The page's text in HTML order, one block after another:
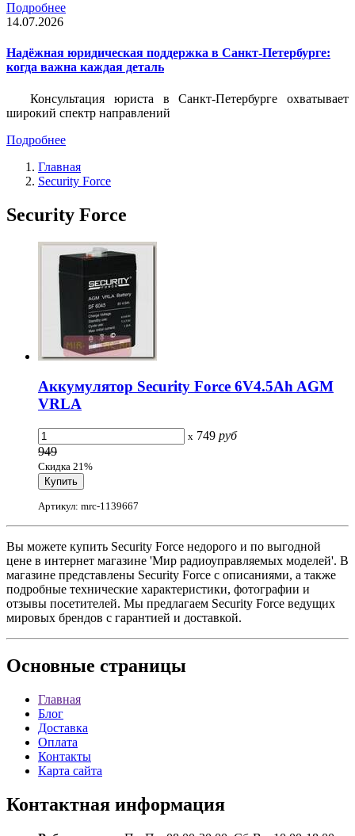
Подробнее
14.07.2026
Надёжная юридическая поддержка в Санкт-Петербурге:
когда важна каждая деталь
Консультация юриста в Санкт-Петербурге охватывает
широкий спектр направлений
Подробнее
Главная
Security Force
Security Force
Аккумулятор Security Force 6V4.5Ah AGM
VRLA
x 749 руб
949
Скидка 21%
Артикул: mrc-1139667
Вы можете купить Security Force недорого и по выгодной
цене в интернет магазине 'Мир радиоуправляемых моделей'. В
магазине представлены Security Force с описаниями, а также
подробные технические характеристики, фотографии и
отзывы посетителей. Мы предлагаем Security Force ведущих
мировых брендов с гарантией и доставкой.
Основные страницы
Главная
Блог
Доставка
Оплата
Контакты
Карта сайта
Контактная информация